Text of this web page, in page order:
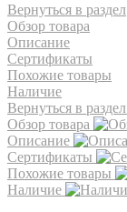
Вернуться в раздел
Обзор товара
Описание
Сертификаты
Похожие товары
Наличие
Вернуться в раздел
Обзор товара
Описание
Сертификаты
Похожие товары
Наличие